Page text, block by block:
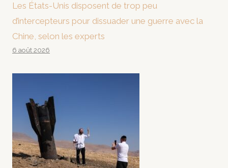
Les États-Unis disposent de trop peu
d’intercepteurs pour dissuader une guerre avec la
Chine, selon les experts
6 août 2026